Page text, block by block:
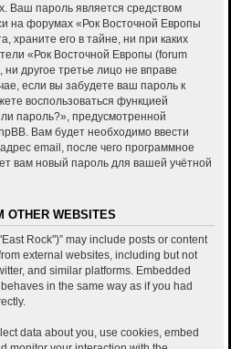
Ваш пароль является средством
на форумах «Рок Восточной Европы
храните его в тайне, ни при каких
«Рок Восточной Европы (forum
другое третье лицо не вправе
если вы забудете ваш пароль к
воспользоваться функцией
пароль?», предусмотренной
Вам будет необходимо ввести
email, после чего программное
вам новый пароль для вашей учётной
OTHER WEBSITES
Rock")” may include posts or content
external websites, including but not
and similar platforms. Embedded
in the same way as if you had
data about you, use cookies, embed